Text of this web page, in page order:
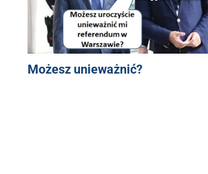
Możesz unieważnić?